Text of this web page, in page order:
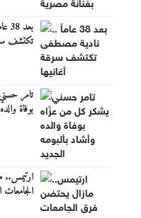
تكتشف
تامر
بوفاة
ارتيمس..
الجامعات